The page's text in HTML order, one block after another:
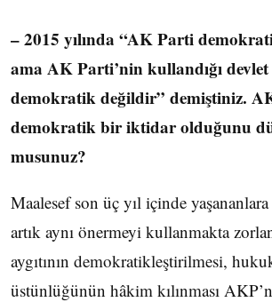
– 2015 yılında “AK Parti
ama AK Parti’nin kullandığı devlet
demokratik değildir” demiştiniz.
demokratik bir iktidar olduğunu
musunuz?
Maalesef son üç yıl içinde yaşananlara
artık aynı önermeyi kullanmakta
aygıtının demokratikleştirilmesi,
üstünlüğünün hâkim kılınması